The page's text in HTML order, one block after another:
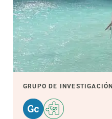
GRUPO DE INVESTIGACIÓN